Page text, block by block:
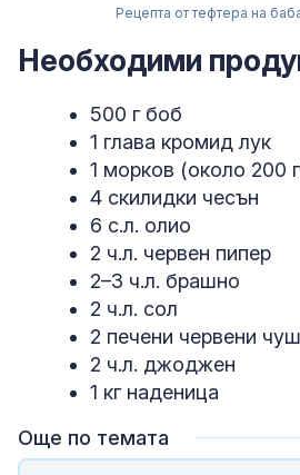
Рецепта от тефтера на
Необходими
500 г боб
1 глава кромид лук
1 морков (около 200
4 скилидки чесън
6 с.л. олио
2 ч.л. червен пипер
2–3 ч.л. брашно
2 ч.л. сол
2 печени червени
2 ч.л. джоджен
1 кг наденица
Още по темата